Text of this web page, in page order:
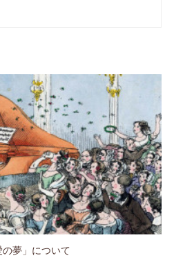
夢」について